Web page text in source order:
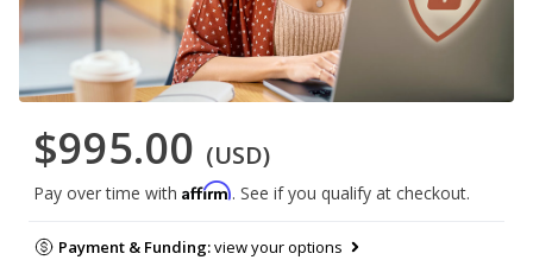
$995.00 (USD)
Pay over time with Affirm. See if you qualify at checkout.
Payment & Funding:view your options